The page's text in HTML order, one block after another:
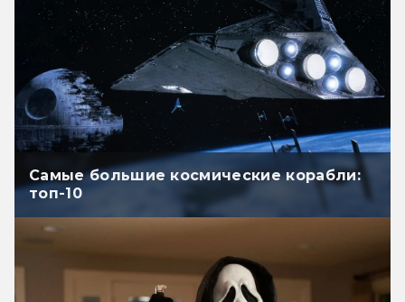
Самые большие космические корабли:
топ-10